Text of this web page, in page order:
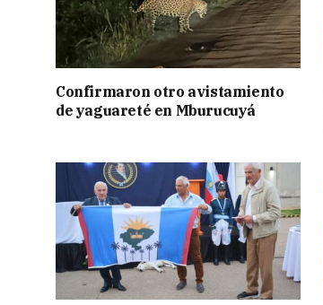
Confirmaron otro avistamiento
de yaguareté en Mburucuyá